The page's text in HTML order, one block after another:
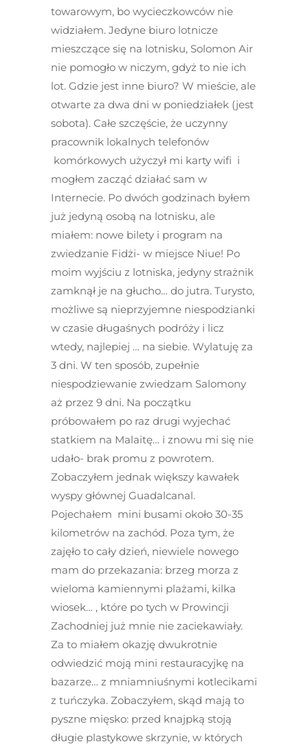
towarowym, bo wycieczkowców nie
widziałem. Jedyne biuro lotnicze
mieszczące się na lotnisku, Solomon Air
nie pomogło w niczym, gdyż to nie ich
lot. Gdzie jest inne biuro? W mieście, ale
otwarte za dwa dni w poniedziałek (jest
sobota). Całe szczęście, że uczynny
pracownik lokalnych telefonów
komórkowych użyczył mi karty wifi i
mogłem zacząć działać sam w
Internecie. Po dwóch godzinach byłem
już jedyną osobą na lotnisku, ale
miałem: nowe bilety i program na
zwiedzanie Fidżi- w miejsce Niue! Po
moim wyjściu z lotniska, jedyny strażnik
zamknął je na głucho… do jutra. Turysto,
możliwe są nieprzyjemne niespodzianki
w czasie długaśnych podróży i licz
wtedy, najlepiej … na siebie. Wylatuję za
3 dni. W ten sposób, zupełnie
niespodziewanie zwiedzam Salomony
aż przez 9 dni. Na początku
próbowałem po raz drugi wyjechać
statkiem na Malaitę… i znowu mi się nie
udało- brak promu z powrotem.
Zobaczyłem jednak większy kawałek
wyspy głównej Guadalcanal.
Pojechałem mini busami około 30-35
kilometrów na zachód. Poza tym, że
zajęło to cały dzień, niewiele nowego
mam do przekazania: brzeg morza z
wieloma kamiennymi plażami, kilka
wiosek… , które po tych w Prowincji
Zachodniej już mnie nie zaciekawiały.
Za to miałem okazję dwukrotnie
odwiedzić moją mini restauracyjkę na
bazarze… z mniamniuśnymi kotlecikami
z tuńczyka. Zobaczyłem, skąd mają to
pyszne mięsko: przed knajpką stoją
długie plastykowe skrzynie, w których